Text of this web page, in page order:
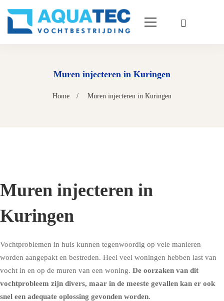
Muren injecteren in Kuringen
Home Muren injecteren in Kuringen
Muren injecteren in
Kuringen
Vochtproblemen in huis kunnen tegenwoordig op vele manieren
worden aangepakt en bestreden. Heel veel woningen hebben last van
vocht in en op de muren van een woning. De oorzaken van dit
vochtprobleem zijn divers, maar in de meeste gevallen kan er ook
snel een adequate oplossing gevonden worden.